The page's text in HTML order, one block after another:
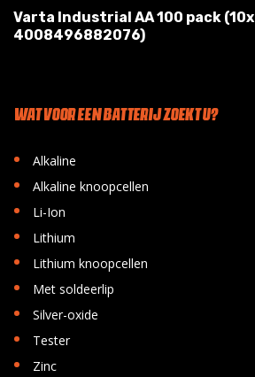
Varta Industrial AA 100 pack (10x
4008496882076)
WAT VOOR EEN BATTERIJ ZOEKT U?
• Alkaline
• Alkaline knoopcellen
• Li-Ion
• Lithium
• Lithium knoopcellen
• Met soldeerlip
• Silver-oxide
• Tester
• Zinc